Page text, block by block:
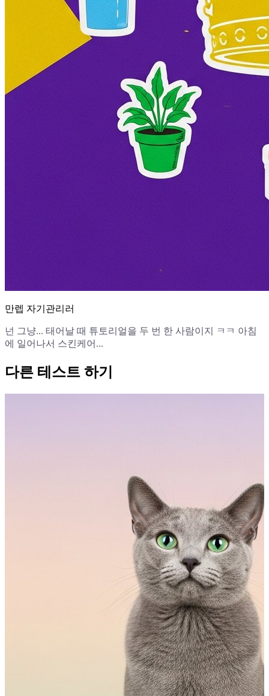
만렙 자기관리러
넌 그냥... 태어날 때 튜토리얼을 두 번 한 사람이지 ㅋㅋ 아침
에 일어나서 스킨케어...
다른 테스트 하기